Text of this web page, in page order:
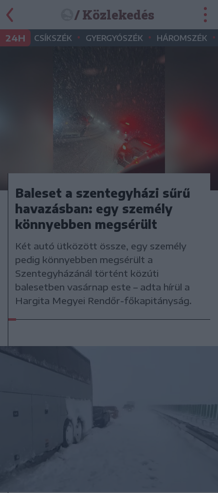
/ Közlekedés
24H CSÍKSZÉK • GYERGYÓSZÉK • HÁROMSZÉK •
Baleset a szentegyházi sűrű
havazásban: egy személy
könnyebben megsérült
Két autó ütközött össze, egy személy
pedig könnyebben megsérült a
Szentegyházánál történt közúti
balesetben vasárnap este – adta hírül a
Hargita Megyei Rendőr-főkapitányság.